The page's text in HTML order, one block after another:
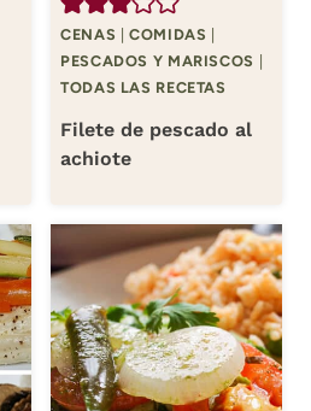
CENAS |COMIDAS
PESCADOS Y MARISCOS
TODAS LAS RECETAS
Filete de pescado al
achiote